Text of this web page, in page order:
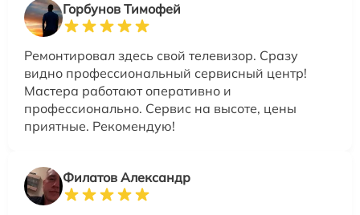
Горбунов Тимофей
Ремонтировал здесь свой телевизор. Сразу
видно профессиональный сервисный центр!
Мастера работают оперативно и
профессионально. Сервис на высоте, цены
приятные. Рекомендую!
Филатов Александр